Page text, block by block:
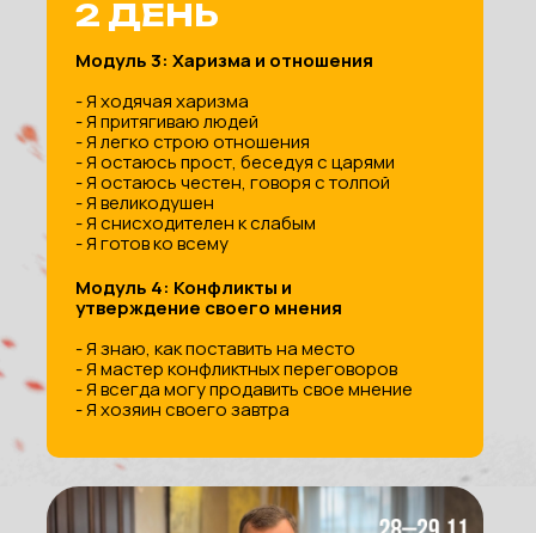
2 ДЕНЬ
Модуль 3: Харизма и отношения
- Я ходячая харизма
- Я притягиваю людей
- Я легко строю отношения
- Я остаюсь прост, беседуя с царями
- Я остаюсь честен, говоря с толпой
- Я великодушен
- Я снисходителен к слабым
- Я готов ко всему
Модуль 4: Конфликты и
утверждение своего мнения
- Я знаю, как поставить на место
- Я мастер конфликтных переговоров
- Я всегда могу продавить свое мнение
- Я хозяин своего завтра